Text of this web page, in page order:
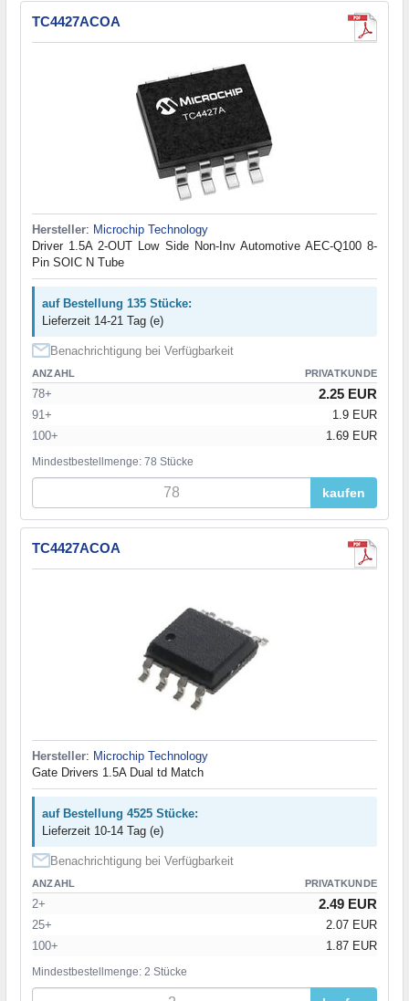
TC4427ACOA
Hersteller: Microchip Technology
Driver 1.5A 2-OUT Low Side Non-Inv Automotive AEC-Q100 8-
Pin SOIC N Tube
auf Bestellung 135 Stücke:
Lieferzeit 14-21 Tag (e)
Benachrichtigung bei Verfügbarkeit
ANZAHL PRIVATKUNDE
78+ 2.25 EUR
91+
1.9 EUR
100+
1.69 EUR
Mindestbestellmenge: 78 Stücke
kaufen
TC4427ACOA
Hersteller: Microchip Technology
Gate Drivers 1.5A Dual td Match
auf Bestellung 4525 Stücke:
Lieferzeit 10-14 Tag (e)
Benachrichtigung bei Verfügbarkeit
ANZAHL PRIVATKUNDE
2+ 2.49 EUR
25+
2.07 EUR
100+
1.87 EUR
Mindestbestellmenge: 2 Stücke